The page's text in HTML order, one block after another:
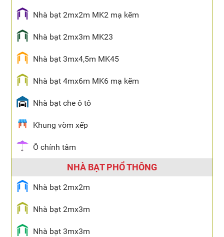
Nhà bạt 2mx2m MK2 mạ kẽm
Nhà bạt 2mx3m MK23
Nhà bạt 3mx4,5m MK45
Nhà bạt 4mx6m MK6 mạ kẽm
Nhà bạt che ô tô
Khung vòm xếp
Ô chính tâm
NHÀ BẠT PHỔ THÔNG
Nhà bạt 2mx2m
Nhà bạt 2mx3m
Nhà bạt 3mx3m